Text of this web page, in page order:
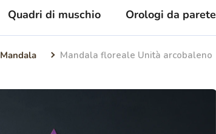
Quadri di muschio Orologi da parete
Mandala Mandala floreale Unità arcobaleno